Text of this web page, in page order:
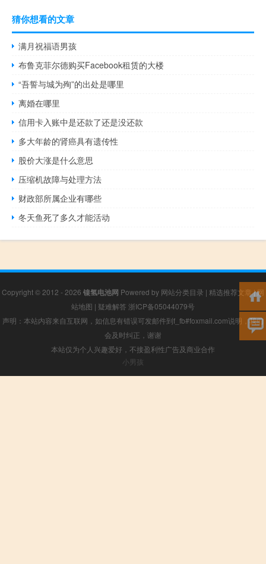
猜你想看的文章
满月祝福语男孩
布鲁克菲尔德购买Facebook租赁的大楼
“吾誓与城为殉”的出处是哪里
离婚在哪里
信用卡入账中是还款了还是没还款
多大年龄的肾癌具有遗传性
股价大涨是什么意思
压缩机故障与处理方法
财政部所属企业有哪些
冬天鱼死了多久才能活动
Copyright © 2012 - 2026 镍氢电池网 Powered by 网站分类目录 | 精选推荐文章|网
站地图 | 疑难解答 浙ICP备05044079号
声明：本站内容来自互联网，如信息有错误可发邮件到f_fb#foxmail.com说明，我们
会及时纠正，谢谢
本站仅为个人兴趣爱好，不接盈利性广告及商业合作
小男孩